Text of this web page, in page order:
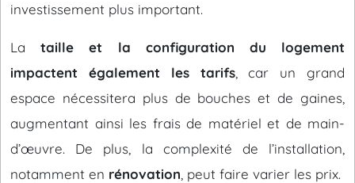
investissement plus important.
Lataille et la configuration du logement
impactent également les tarifs, car un grand
espace nécessitera plus de bouches et de gaines,
augmentant ainsi les frais de matériel et de main-
d’œuvre. De plus, la complexité de l’installation,
notamment en rénovation , peut faire varier les prix.